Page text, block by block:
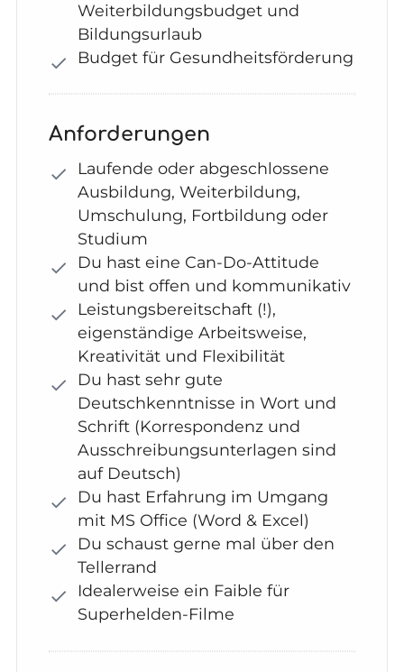
Weiterbildungsbudget und
Bildungsurlaub
Budget für Gesundheitsförderung
Anforderungen
Laufende oder abgeschlossene
Ausbildung, Weiterbildung,
Umschulung, Fortbildung oder
Studium
Du hast eine Can-Do-Attitude
und bist offen und kommunikativ
Leistungsbereitschaft (!),
eigenständige Arbeitsweise,
Kreativität und Flexibilität
Du hast sehr gute
Deutschkenntnisse in Wort und
Schrift (Korrespondenz und
Ausschreibungsunterlagen sind
auf Deutsch)
Du hast Erfahrung im Umgang
mit MS Office (Word & Excel)
Du schaust gerne mal über den
Tellerrand
Idealerweise ein Faible für
Superhelden-Filme